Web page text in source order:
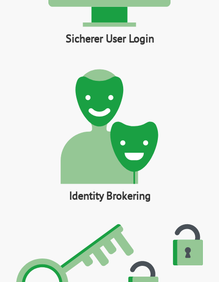
Sicherer User Login
Identity Brokering